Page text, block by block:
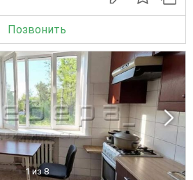
Позвонить
1 из 8